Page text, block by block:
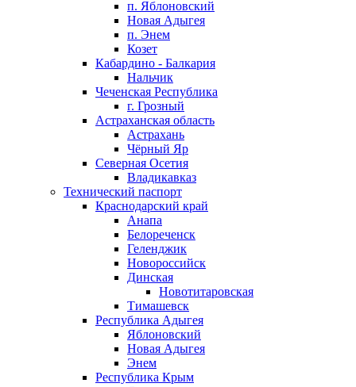
п. Яблоновский
Новая Адыгея
п. Энем
Козет
Кабардино - Балкария
Нальчик
Чеченская Республика
г. Грозный
Астраханская область
Астрахань
Чёрный Яр
Северная Осетия
Владикавказ
Технический паспорт
Краснодарский край
Анапа
Белореченск
Геленджик
Новороссийск
Динская
Новотитаровская
Тимашевск
Республика Адыгея
Яблоновский
Новая Адыгея
Энем
Республика Крым